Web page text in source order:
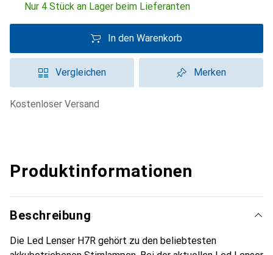
Nur 4 Stück an Lager beim Lieferanten
In den Warenkorb
Vergleichen Merken
kostenloser Versand
Produktinformationen
Beschreibung
Die Led Lenser H7R gehört zu den beliebtesten